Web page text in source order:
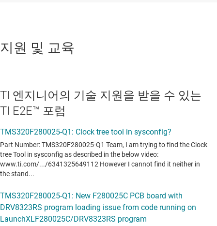
지원 및 교육
TI 엔지니어의 기술 지원을 받을 수 있는
TI E2E™ 포럼